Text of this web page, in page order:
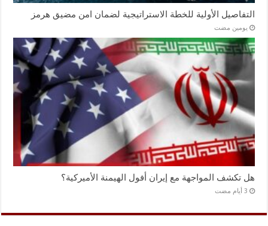
التفاصيل الأولية للخطة الاستراتيجية لضمان امن مضيق هرمز
‏يومين مضت
هل تكشف المواجهة مع إيران أفول الهيمنة الأميركية؟